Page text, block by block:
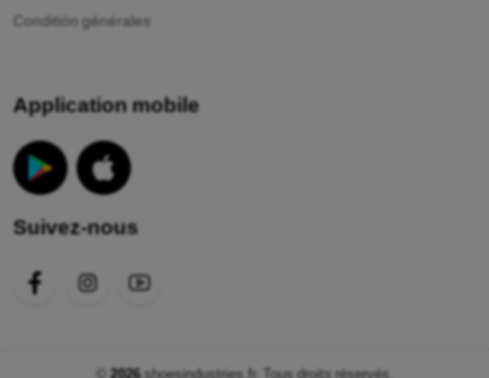
Conditión générales
Application mobile
Suivez-nous
2026shoesindustries.fr. Tous droits réservés.